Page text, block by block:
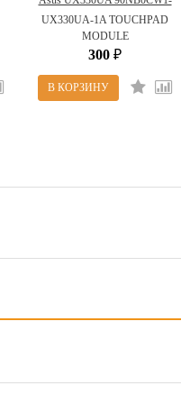
R90010 (UX330UA-1A
TOUCHPAD MODULE)
UX330UA-1A TOUCHPAD
MODULE
300 ₽